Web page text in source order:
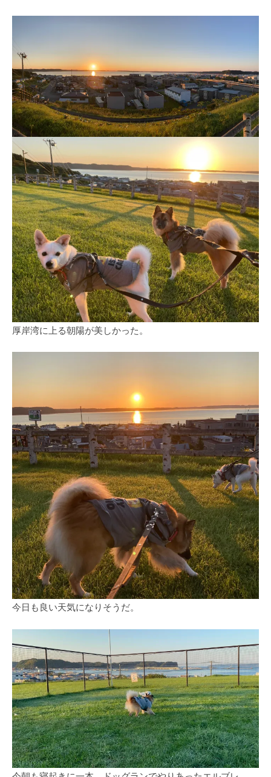
厚岸湾に上る朝陽が美しかった。
今日も良い天気になりそうだ。